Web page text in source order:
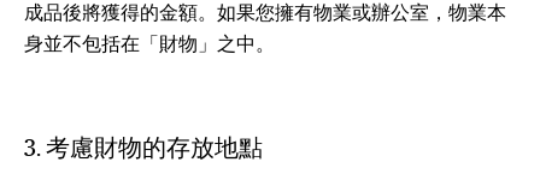
成品後將獲得的金額。如果您擁有物業或辦公室，物業本
身並不包括在「財物」之中。
3. 考慮財物的存放地點